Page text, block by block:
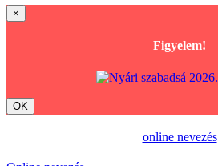
×
Figyelem!
OK
online nevezés